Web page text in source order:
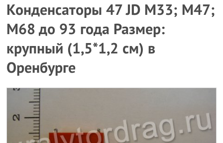
Конденсаторы 47 JD М33; М47;
М68 до 93 года Размер:
крупный (1,5*1,2 см) в
Оренбурге